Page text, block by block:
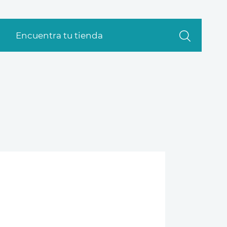
Encuentra tu tienda